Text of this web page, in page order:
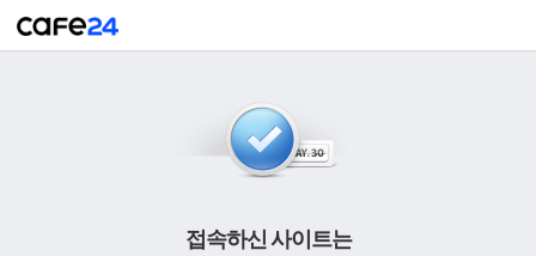
접속하신 사이트는